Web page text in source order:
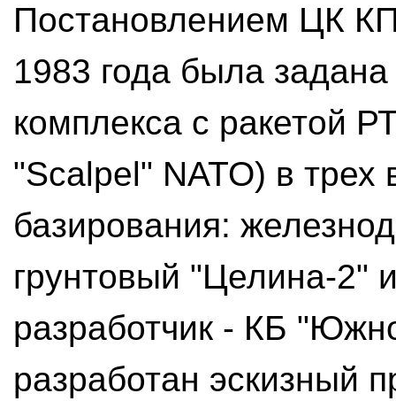
Постановлением ЦК
1983 года была задана
комплекса с ракетой
"Sсаlреl" NATO) в трех
базирования:
грунтовый "Целина-2"
разработчик - КБ
разработан эскизный